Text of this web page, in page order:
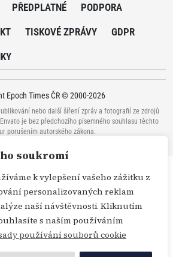
soukromí
k vylepšení vašeho zážitku z
personalizovaných reklam
naší návštěvnosti. Kliknutím
s naším používáním
používání souborů cookie
PŘEDPLATNÉ PODPORA
TISKOVÉ ZPRÁVY GDPR
Epoch Times ČR © 2000-2026
nebo další šíření zpráv a fotografií ze zdrojů
je bez předchozího písemného souhlasu těchto
porušením autorského zákona.